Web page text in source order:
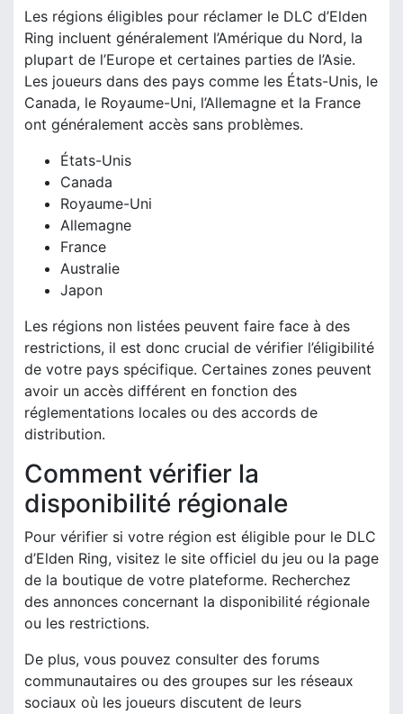
Les régions éligibles pour réclamer le DLC d’Elden
Ring incluent généralement l’Amérique du Nord, la
plupart de l’Europe et certaines parties de l’Asie.
Les joueurs dans des pays comme les États-Unis, le
Canada, le Royaume-Uni, l’Allemagne et la France
ont généralement accès sans problèmes.
États-Unis
Canada
Royaume-Uni
Allemagne
France
Australie
Japon
Les régions non listées peuvent faire face à des
restrictions, il est donc crucial de vérifier l’éligibilité
de votre pays spécifique. Certaines zones peuvent
avoir un accès différent en fonction des
réglementations locales ou des accords de
distribution.
Comment vérifier la
disponibilité régionale
Pour vérifier si votre région est éligible pour le DLC
d’Elden Ring, visitez le site officiel du jeu ou la page
de la boutique de votre plateforme. Recherchez
des annonces concernant la disponibilité régionale
ou les restrictions.
De plus, vous pouvez consulter des forums
communautaires ou des groupes sur les réseaux
sociaux où les joueurs discutent de leurs